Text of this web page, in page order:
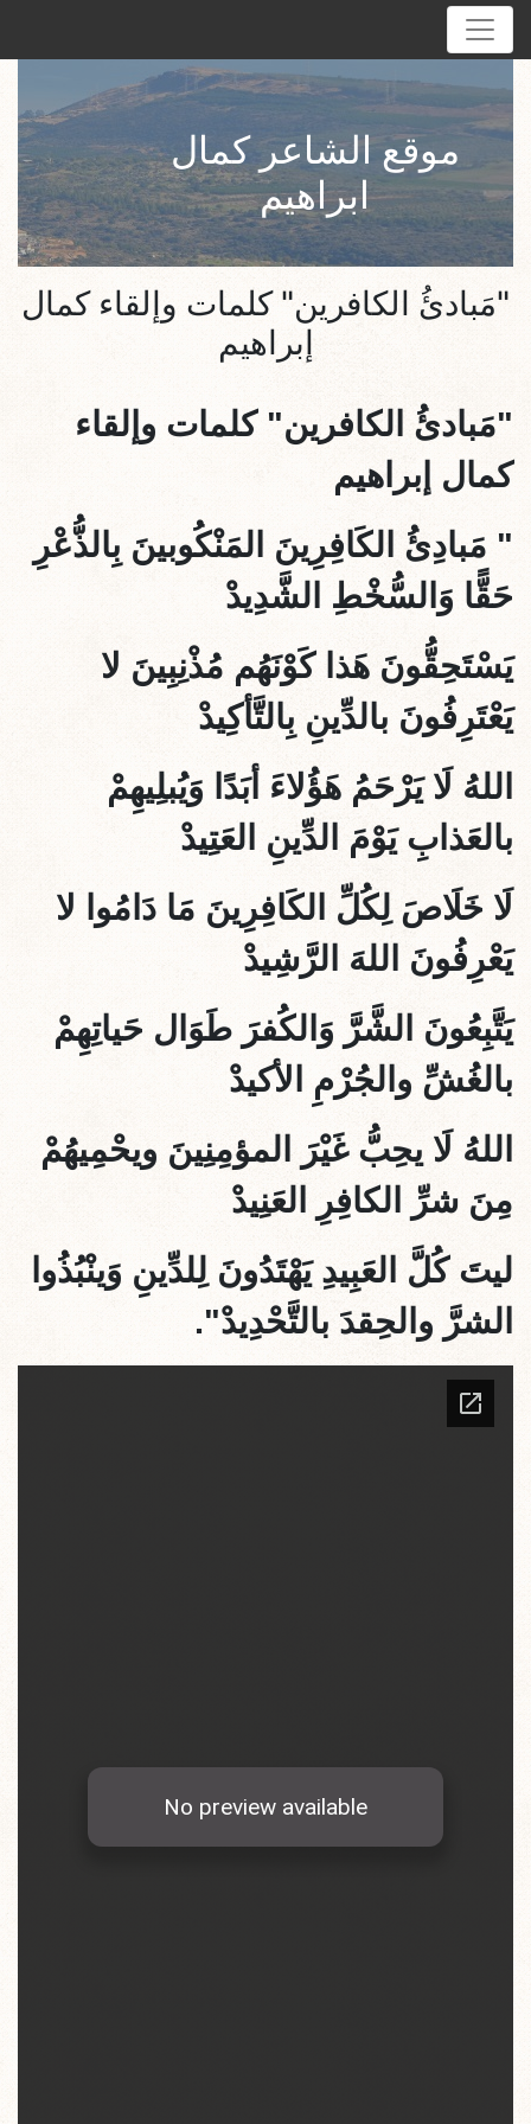
موقع الشاعر كمال
ابراهيم
"مَبادئُ الكافرين" كلمات وإلقاء كمال
إبراهيم
"مَبادئُ الكافرين" كلمات وإلقاء
كمال إبراهيم
" مَبادِئُ الكَافِرِينَ المَنْكُوبينَ بِالذُّعْرِ
حَقًّا وَالسُّخْطِ الشَّدِيدْ
يَسْتَحِقُّونَ هَذا كَوْنَهُم مُذْنِبِينَ لا
يَعْتَرِفُونَ بالدِّينِ بِالتَّأكِيدْ
اللهُ لَا يَرْحَمُ هَؤُلاءَ أبَدًا وَيُبلِيهِمْ
بالعَذابِ يَوْمَ الدِّينِ العَتِيدْ
لَا خَلَاصَ لِكُلِّ الكَافِرِينَ مَا دَامُوا لا
يَعْرِفُونَ اللهَ الرَّشِيدْ
يَتَّبِعُونَ الشَّرَّ وَالكُفرَ طَوَال حَياتِهِمْ
بالغُشِّ والجُرْمِ الأكيدْ
اللهُ لَا يحِبُّ غَيْرَ المؤمِنِينَ ويحْمِيهُمْ
مِنَ شرِّ الكافِرِ العَنِيدْ
ليتَ كُلَّ العَبِيدِ يَهْتَدُونَ لِلدِّينِ وَينْبُذُوا
الشرَّ والحِقدَ بالتَّحْدِيدْ".